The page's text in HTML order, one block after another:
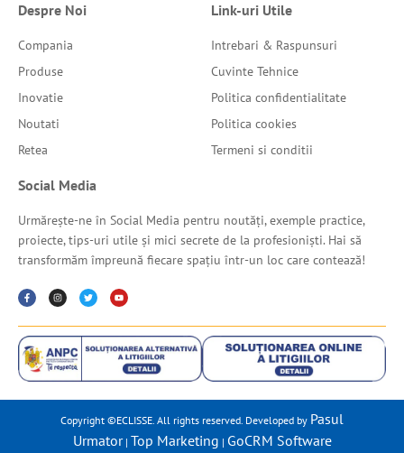
Despre Noi
Compania
Produse
Inovatie
Noutati
Retea
Link-uri Utile
Intrebari & Raspunsuri
Cuvinte Tehnice
Politica confidentialitate
Politica cookies
Termeni si conditii
Social Media
Urmărește-ne în Social Media pentru noutăți, exemple practice,
proiecte, tips-uri utile și mici secrete de la profesioniști. Hai să
transformăm împreună fiecare spațiu într-un loc care contează!
Copyright ©ECLISSE. All rights reserved. Developed by Pasul
Urmator| Top Marketing | GoCRM Software